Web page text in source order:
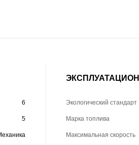
6
5
Экологический стандарт
Марка топлива
Максимальная скорость